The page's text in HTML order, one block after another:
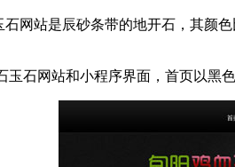
网站是辰砂条带的地开石，其颜
石网站和小程序界面，首页以黑